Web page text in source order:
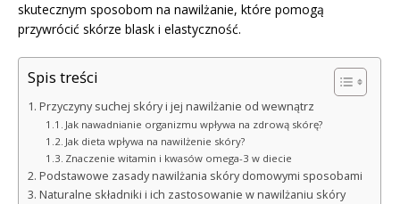
skutecznym sposobom na nawilżanie, które pomogą
przywrócić skórze blask i elastyczność.
Spis treści
Przyczyny suchej skóry i jej nawilżanie od wewnątrz
Jak nawadnianie organizmu wpływa na zdrową skórę?
Jak dieta wpływa na nawilżenie skóry?
Znaczenie witamin i kwasów omega-3 w diecie
Podstawowe zasady nawilżania skóry domowymi sposobami
Naturalne składniki i ich zastosowanie w nawilżaniu skóry